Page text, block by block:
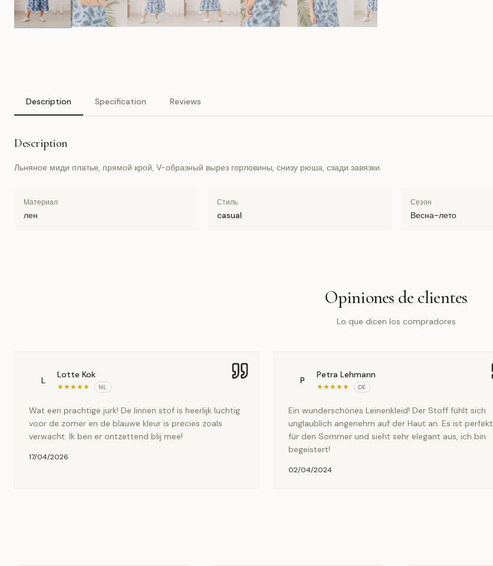
Description Specification Reviews
Description
Льняное миди платье, прямой крой, V-образный вырез горловины, снизу рюша, сзади завязки.
Материал
лен
Стиль
casual
Сезон
Весна-лето
Opiniones de clientes
Lo que dicen los compradores
L
Lotte Kok
★★★★★ NL
Wat een prachtige jurk! De linnen stof is heerlijk luchtig
voor de zomer en de blauwe kleur is precies zoals
verwacht. Ik ben er ontzettend blij mee!
17/04/2026
P
Petra Lehmann
★★★★★ DE
Ein wunderschönes Leinenkleid! Der Stoff fühlt sich
unglaublich angenehm auf der Haut an. Es ist perfekt
für den Sommer und sieht sehr elegant aus, ich bin
begeistert!
02/04/2024